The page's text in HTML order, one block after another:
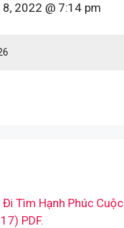
2022 @ 7:14 pm
Đi Tìm Hạnh Phúc Cuộc
PDF.